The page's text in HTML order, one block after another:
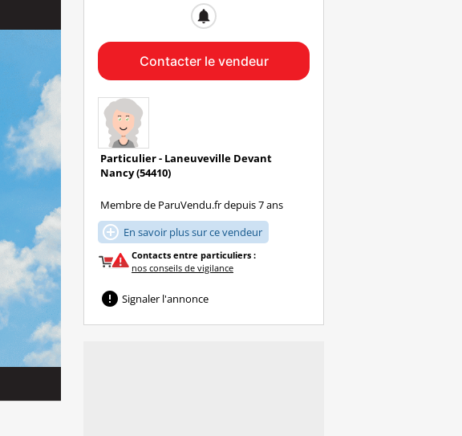
notifications
Contacter le vendeur
Particulier - Laneuveville Devant
Nancy (54410)
Membre de ParuVendu.fr depuis 7 ans
 En savoir plus sur ce vendeur
Contacts entre particuliers :
nos conseils de vigilance
 Signaler l'annonce